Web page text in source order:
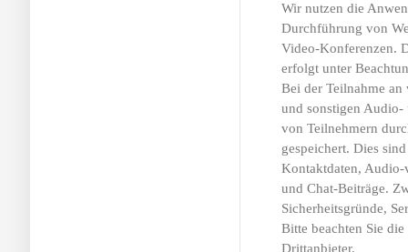
Wir nutzen die
Durchführung von
Video-Konferenzen.
erfolgt unter
Bei der Teilnahme an
und sonstigen
von Teilnehmern
gespeichert. Dies
Kontaktdaten,
und Chat-Beiträge.
Sicherheitsgründe,
Bitte beachten Sie
Drittanbieter.